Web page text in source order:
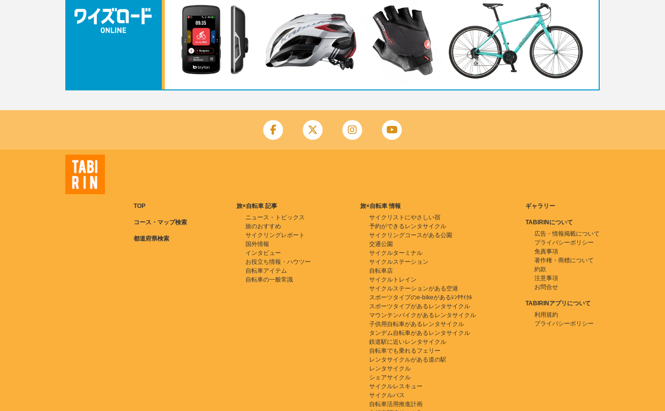
TOP
コース・マップ検索
都道府県検索
旅×自転車 記事
ニュース・トピックス
旅のおすすめ
サイクリングレポート
国外情報
インタビュー
お役立ち情報・ハウツー
自転車アイテム
自転車の一般常識
旅×自転車 情報
サイクリストにやさしい宿
予約ができるレンタサイクル
サイクリングコースがある公園
交通公園
サイクルターミナル
サイクルステーション
自転車店
サイクルトレイン
サイクルステーションがある空港
スポーツタイプのe-bikeがあるﾚﾝﾀｻｲｸﾙ
スポーツタイプがあるレンタサイクル
マウンテンバイクがあるレンタサイクル
子供用自転車があるレンタサイクル
タンデム自転車があるレンタサイクル
鉄道駅に近いレンタサイクル
自転車でも乗れるフェリー
レンタサイクルがある道の駅
レンタサイクル
シェアサイクル
サイクルレスキュー
サイクルバス
自転車活用推進計画
ギャラリー
TABIRINについて
広告・情報掲載について
プライバシーポリシー
免責事項
著作権・商標について
約款
注意事項
お問合せ
TABIRINアプリについて
利用規約
プライバシーポリシー